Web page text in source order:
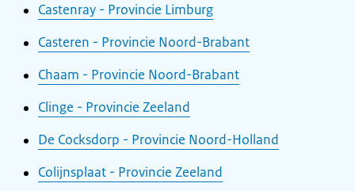
Castenray - Provincie Limburg
Casteren - Provincie Noord-Brabant
Chaam - Provincie Noord-Brabant
Clinge - Provincie Zeeland
De Cocksdorp - Provincie Noord-Holland
Colijnsplaat - Provincie Zeeland